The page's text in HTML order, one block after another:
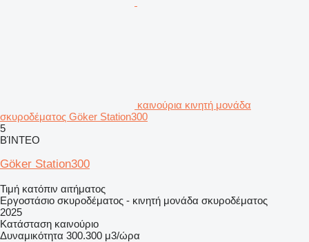
καινούρια κινητή μονάδα
σκυροδέματος Göker Station300
5
ΒΊΝΤΕΟ
Göker Station300
Τιμή κατόπιν αιτήματος
Εργοστάσιο σκυροδέματος - κινητή μονάδα σκυροδέματος
2025
Κατάσταση καινούριο
Δυναμικότητα 300.300 μ3/ώρα